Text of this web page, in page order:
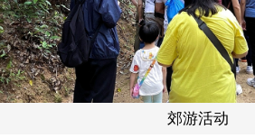
郊游活动